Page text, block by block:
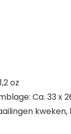
oz
Ca. 33 x 26